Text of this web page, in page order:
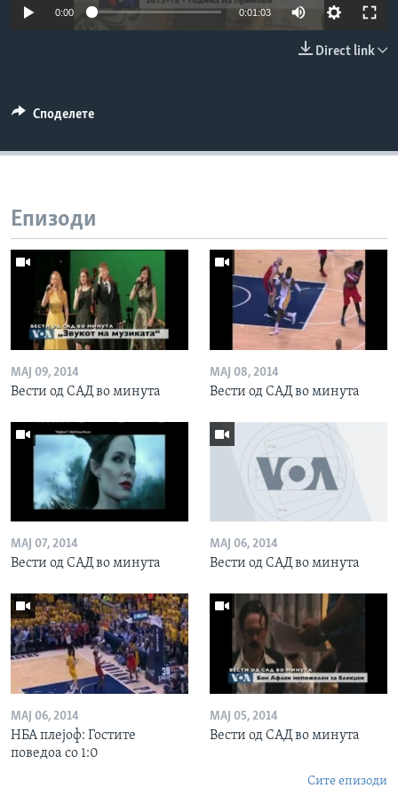
ИНТЕРВЈУА
Јазици
0:00 0:01:03
Direct link
Споделете
Епизоди
МАЈ 09, 2014
Вести од САД во минута
МАЈ 08, 2014
Вести од САД во минута
МАЈ 07, 2014
Вести од САД во минута
МАЈ 06, 2014
Вести од САД во минута
МАЈ 06, 2014
НБА плејоф: Гостите
поведоа со 1:0
МАЈ 05, 2014
Вести од САД во минута
Сите епизоди